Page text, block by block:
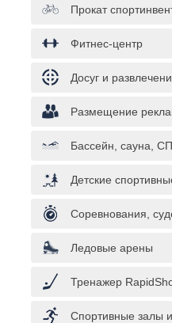
Прокат
Фитнес-центр
Досуг и
Размещение
Бассейн, сауна,
Детские
Соревнования,
Ледовые арены
Тренажер
Спортивные залы